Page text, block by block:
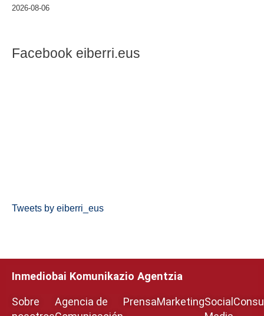
2026-08-06
Facebook eiberri.eus
Tweets by eiberri_eus
Inmediobai Komunikazio Agentzia
Sobre
Agencia de
PrensaMarketingSocial